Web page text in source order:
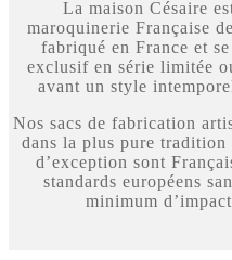
La maison Césaire
maroquinerie Française
fabriqué en France et
exclusif en série limitée
avant un style
Nos sacs de fabrication
dans la plus pure
d’exception sont
standards européens
minimum